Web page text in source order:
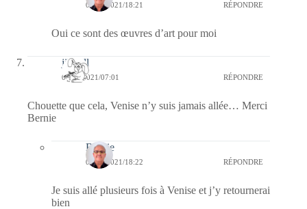
09/06/2021/18:21 RÉPONDRE
Oui ce sont des œuvres d’art pour moi
jill bill
09/06/2021/07:01 RÉPONDRE
Chouette que cela, Venise n’y suis jamais allée… Merci
Bernie
Bernie
09/06/2021/18:22 RÉPONDRE
Je suis allé plusieurs fois à Venise et j’y retournerai
bien